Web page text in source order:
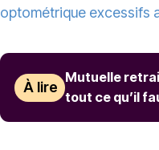
optométrique excessifs
À lire
Mutuelle
tout ce qu’il